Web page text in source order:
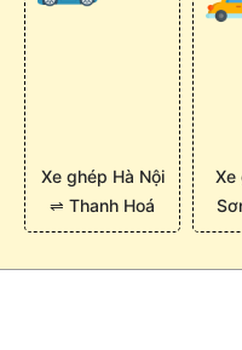
Xe ghép Hà Nội
⇌ Thanh Hoá
Xe